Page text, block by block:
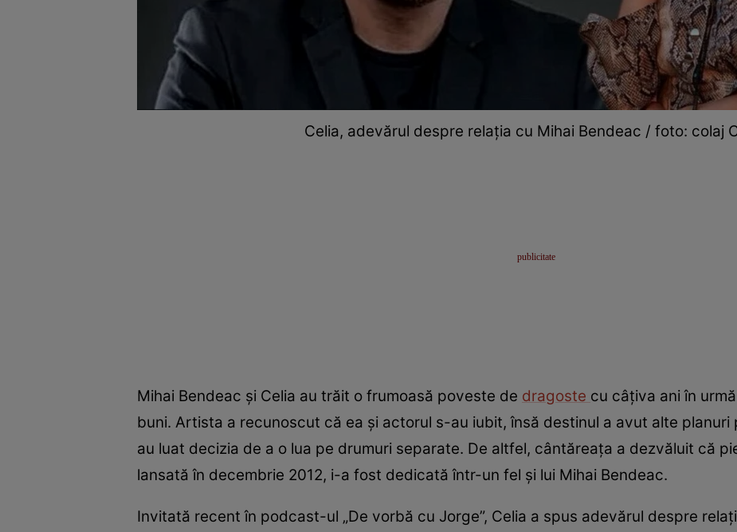
Celia, adevărul despre relația cu Mihai Bendeac / foto: colaj
Mihai Bendeac și Celia au trăit o frumoasă poveste de dragoste cu câțiva ani în
buni. Artista a recunoscut că ea și actorul s-au iubit, însă destinul a avut alte planuri
au luat decizia de a o lua pe drumuri separate. De altfel, cântăreața a dezvăluit că
lansată în decembrie 2012, i-a fost dedicată într-un fel și lui Mihai Bendeac.
Invitată recent în podcast-ul „De vorbă cu Jorge”, Celia a spus adevărul despre